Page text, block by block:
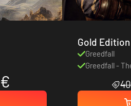
Gold Edition
Greedfall
Greedfall -